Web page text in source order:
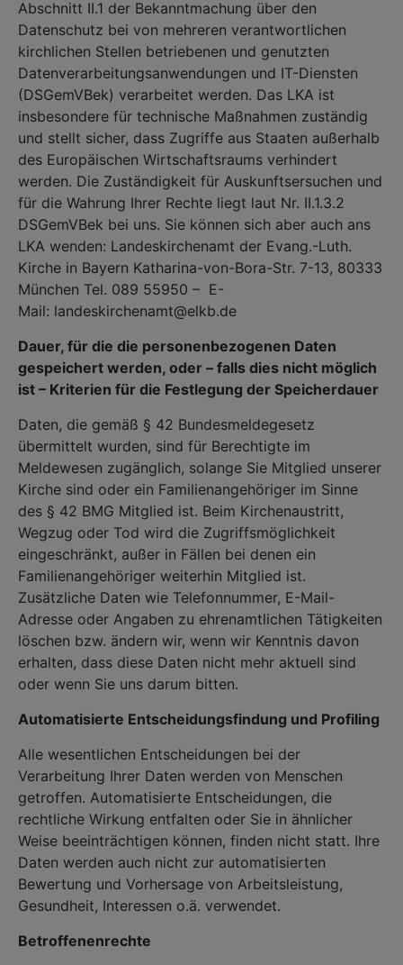
Abschnitt II.1 der Bekanntmachung über den
Datenschutz bei von mehreren verantwortlichen
kirchlichen Stellen betriebenen und genutzten
Datenverarbeitungsanwendungen und IT-Diensten
(DSGemVBek) verarbeitet werden. Das LKA ist
insbesondere für technische Maßnahmen zuständig
und stellt sicher, dass Zugriffe aus Staaten außerhalb
des Europäischen Wirtschaftsraums verhindert
werden. Die Zuständigkeit für Auskunftsersuchen und
für die Wahrung Ihrer Rechte liegt laut Nr. II.1.3.2
DSGemVBek bei uns. Sie können sich aber auch ans
LKA wenden: Landeskirchenamt der Evang.-Luth.
Kirche in Bayern Katharina-von-Bora-Str. 7-13, 80333
München Tel. 089 55950 – E-
Mail: landeskirchenamt@elkb.de
Dauer, für die die personenbezogenen Daten
gespeichert werden, oder – falls dies nicht möglich
ist – Kriterien für die Festlegung der Speicherdauer
Daten, die gemäß § 42 Bundesmeldegesetz
übermittelt wurden, sind für Berechtigte im
Meldewesen zugänglich, solange Sie Mitglied unserer
Kirche sind oder ein Familienangehöriger im Sinne
des § 42 BMG Mitglied ist. Beim Kirchenaustritt,
Wegzug oder Tod wird die Zugriffsmöglichkeit
eingeschränkt, außer in Fällen bei denen ein
Familienangehöriger weiterhin Mitglied ist.
Zusätzliche Daten wie Telefonnummer, E-Mail-
Adresse oder Angaben zu ehrenamtlichen Tätigkeiten
löschen bzw. ändern wir, wenn wir Kenntnis davon
erhalten, dass diese Daten nicht mehr aktuell sind
oder wenn Sie uns darum bitten.
Automatisierte Entscheidungsfindung und Profiling
Alle wesentlichen Entscheidungen bei der
Verarbeitung Ihrer Daten werden von Menschen
getroffen. Automatisierte Entscheidungen, die
rechtliche Wirkung entfalten oder Sie in ähnlicher
Weise beeinträchtigen können, finden nicht statt. Ihre
Daten werden auch nicht zur automatisierten
Bewertung und Vorhersage von Arbeitsleistung,
Gesundheit, Interessen o.ä. verwendet.
Betroffenenrechte